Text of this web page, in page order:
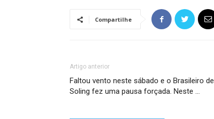
Compartilhe
Artigo anterior
Faltou vento neste sábado e o Brasileiro de
Soling fez uma pausa forçada. Neste …